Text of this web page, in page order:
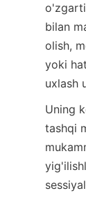
bilan
olish,
yoki
uxlash
Uning
tashqi